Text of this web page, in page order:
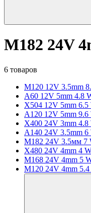
M182 24V
6 товаров
M120 12V 3.5mm
A60 12V 5mm 4.8
X504 12V 5mm 6.5
A120 12V 5mm 9.6
X400 24V 3mm 4.8
A140 24V 3.5mm 6
M182 24V 3.5мм 7
X480 24V 4mm 4
M168 24V 4mm 5
M120 24V 4mm